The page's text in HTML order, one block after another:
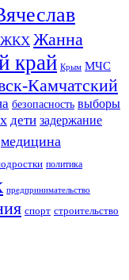
ЖКХ Жанна
край Крым МЧС
Камчатский
безопасность выборы
дети задержание
медицина
политика
предпринимательство
спорт строительство